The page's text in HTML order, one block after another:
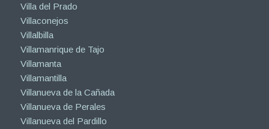
Villa del Prado
Villaconejos
Villalbilla
Villamanrique de Tajo
Villamanta
Villamantilla
Villanueva de la Cañada
Villanueva de Perales
Villanueva del Pardillo